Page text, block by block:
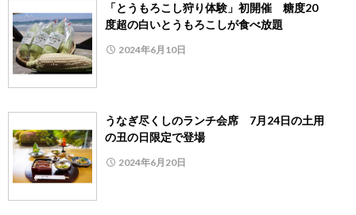
「とうもろこし狩り体験」初開催 糖度20
度超の白いとうもろこしが食べ放題
2024年6月10日
うなぎ尽くしのランチ会席 7月24日の土用
の丑の日限定で登場
2024年6月20日